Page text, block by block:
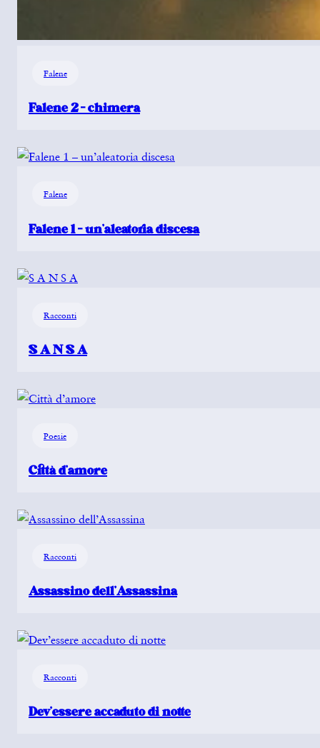
Falene
Falene 2 – chimera
Falene
Falene 1 – un’aleatoria discesa
Racconti
S A N S A
Poesie
Città d’amore
Racconti
Assassino dell’Assassina
Racconti
Dev’essere accaduto di notte